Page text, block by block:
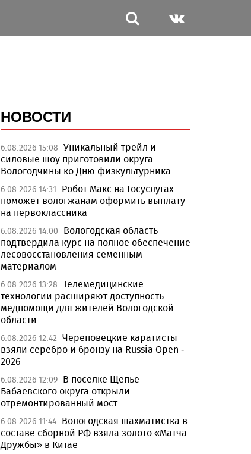
НОВОСТИ
6.08.2026 15:08 Уникальный трейл и
силовые шоу приготовили округа
Вологодчины ко Дню физкультурника
6.08.2026 14:31
Робот Макс на Госуслугах
поможет вологжанам оформить выплату
на первоклассника
6.08.2026 14:00
Вологодская область
подтвердила курс на полное обеспечение
лесовосстановления семенным
материалом
6.08.2026 13:28 Телемедицинские
технологии расширяют доступность
медпомощи для жителей Вологодской
области
6.08.2026 12:42 Череповецкие каратисты
взяли серебро и бронзу на Russia Open -
2026
6.08.2026 12:09 В поселке Щепье
Бабаевского округа открыли
отремонтированный мост
6.08.2026 11:44 Вологодская шахматистка в
составе сборной РФ взяла золото «Матча
Дружбы» в Китае